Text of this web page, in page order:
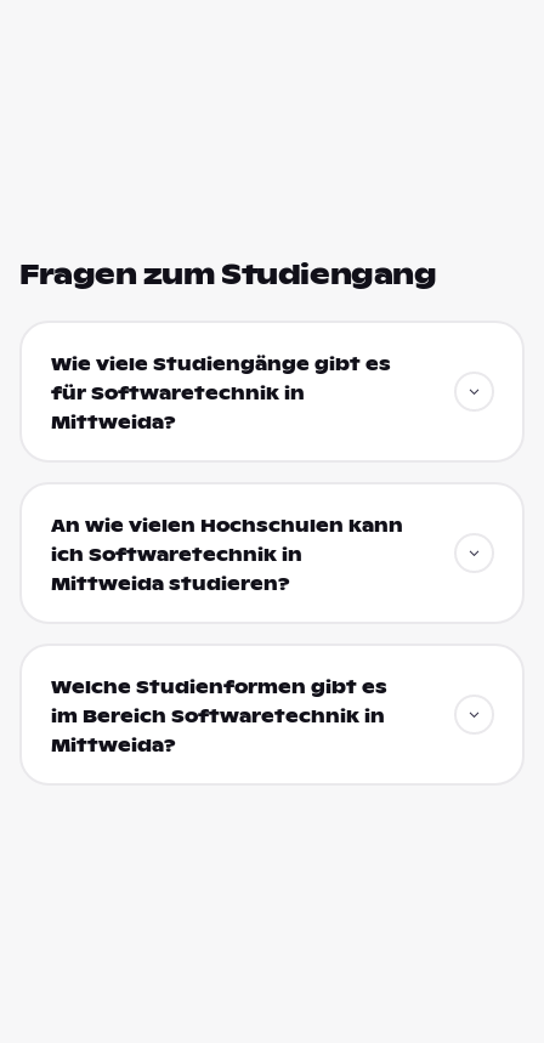
Fragen zum Studiengang
Wie viele Studiengänge gibt es
für Softwaretechnik in
Mittweida?
An wie vielen Hochschulen kann
ich Softwaretechnik in
Mittweida studieren?
Welche Studienformen gibt es
im Bereich Softwaretechnik in
Mittweida?